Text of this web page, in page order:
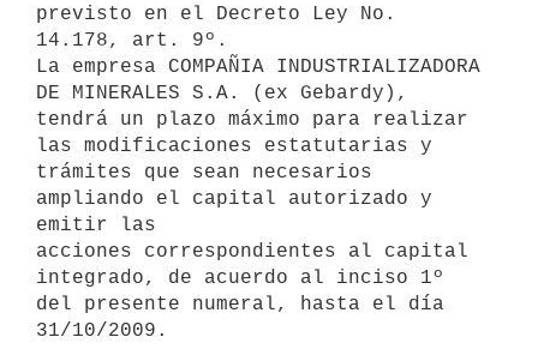
previsto en el Decreto Ley No.
14.178, art. 9º.
La empresa COMPAÑIA INDUSTRIALIZADORA
DE MINERALES S.A. (ex Gebardy),
tendrá un plazo máximo para realizar
las modificaciones estatutarias y
trámites que sean necesarios
ampliando el capital autorizado y
emitir las
acciones correspondientes al capital
integrado, de acuerdo al inciso 1º
del presente numeral, hasta el día